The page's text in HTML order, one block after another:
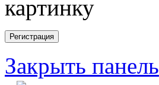
Закрыть панель